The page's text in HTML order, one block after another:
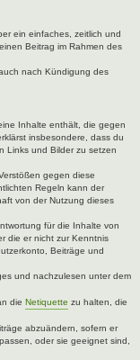
ein einfaches, zeitlich und
Beitrag im Rahmen des
nach Kündigung des
Inhalte enthält, die gegen
insbesondere, dass du
Links und Bilder zu setzen
gegen diese
Regeln kann der
von der Nutzung dieses
für die Inhalte von
die er nicht zur Kenntnis
Beiträge und
und nachzulesen unter dem
die Netiquette zu halten, die
abzuändern, sofern er
oder sie geeignet sind,